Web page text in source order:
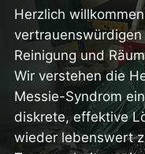
Herzlich
Reinigung und
Wir verstehen die
Messie-Syndrom
diskrete, effektive
wieder lebenswert